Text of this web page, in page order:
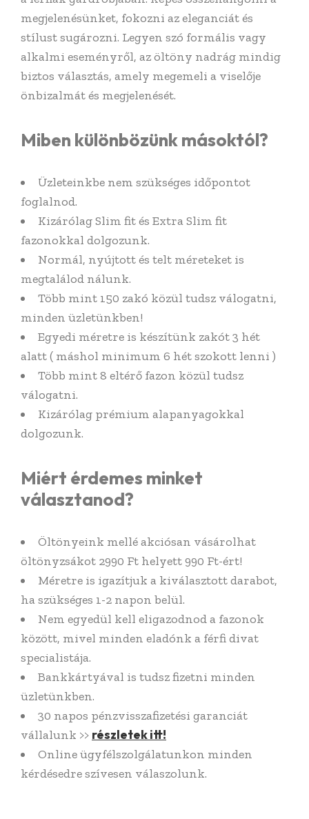
megjelenésünket, fokozni az eleganciát és
stílust sugározni. Legyen szó formális vagy
alkalmi eseményről, az öltöny nadrág mindig
biztos választás, amely megemeli a viselője
önbizalmát és megjelenését.
Miben különbözünk másoktól?
Üzleteinkbe nem szükséges időpontot
foglalnod.
Kizárólag Slim fit és Extra Slim fit
fazonokkal dolgozunk.
Normál, nyújtott és telt méreteket is
megtalálod nálunk.
Több mint 150 zakó közül tudsz válogatni,
minden üzletünkben!
Egyedi méretre is készítünk zakót 3 hét
alatt ( máshol minimum 6 hét szokott lenni )
Több mint 8 eltérő fazon közül tudsz
válogatni.
Kizárólag prémium alapanyagokkal
dolgozunk.
Miért érdemes minket
választanod?
Öltönyeink mellé akciósan vásárolhat
öltönyzsákot 2990 Ft helyett 990 Ft-ért!
Méretre is igazítjuk a kiválasztott darabot,
ha szükséges 1-2 napon belül.
Nem egyedül kell eligazodnod a fazonok
között, mivel minden eladónk a férfi divat
specialistája.
Bankkártyával is tudsz fizetni minden
üzletünkben.
30 napos pénzvisszafizetési garanciát
vállalunk >> részletek itt!
Online ügyfélszolgálatunkon minden
kérdésedre szívesen válaszolunk.